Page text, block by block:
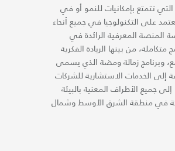
تتمتع بإمكانيات للنمو أو في
على التكنولوجيا في جميع أنحاء
المنصة المعرفية الرائدة في
من بينها الريادة الفكرية
وبرنامج زمالة ومضة الذي يسمى
الخدمات الاستشارية للشركات
جميع الأطراف المعنية بالبيئة
في منطقة الشرق الأوسط وشمال